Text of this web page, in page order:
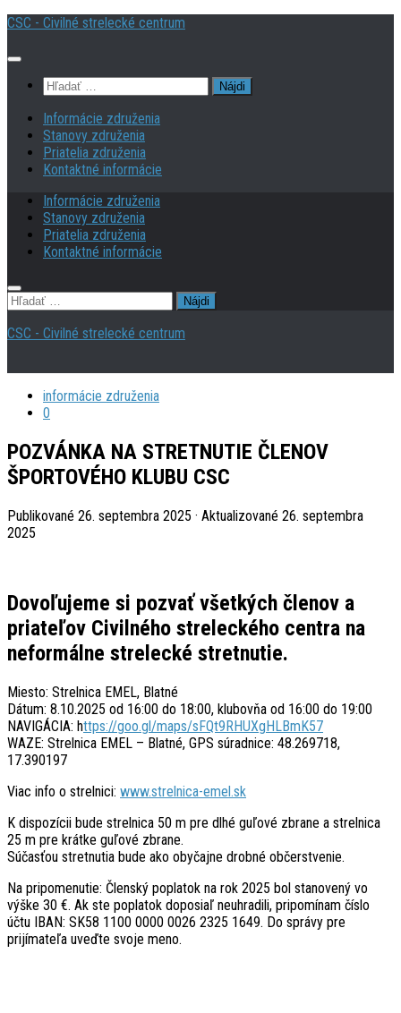
Preskočiť
obsah
CSC - Civilné strelecké centrum
Hľadať:
Informácie združenia
Stanovy združenia
Priatelia združenia
Kontaktné informácie
Informácie združenia
Stanovy združenia
Priatelia združenia
Kontaktné informácie
Hľadať:
CSC - Civilné strelecké centrum
informácie združenia
0
POZVÁNKA NA STRETNUTIE ČLENOV
ŠPORTOVÉHO KLUBU CSC
Publikované 26. septembra 2025 · Aktualizované 26. septembra
2025
Dovoľujeme si pozvať všetkých členov a
priateľov Civilného streleckého centra na
neformálne strelecké stretnutie.
Miesto: Strelnica EMEL, Blatné
Dátum: 8.10.2025 od 16:00 do 18:00, klubovňa od 16:00 do 19:00
NAVIGÁCIA: https://goo.gl/maps/sFQt9RHUXgHLBmK57
WAZE: Strelnica EMEL – Blatné, GPS súradnice: 48.269718,
17.390197
Viac info o strelnici: www.strelnica-emel.sk
K dispozícii bude strelnica 50 m pre dlhé guľové zbrane a strelnica
25 m pre krátke guľové zbrane.
Súčasťou stretnutia bude ako obyčajne drobné občerstvenie.
Na pripomenutie: Členský poplatok na rok 2025 bol stanovený vo
výške 30 €. Ak ste poplatok doposiaľ neuhradili, pripomínam číslo
účtu IBAN: SK58 1100 0000 0026 2325 1649. Do správy pre
prijímateľa uveďte svoje meno.